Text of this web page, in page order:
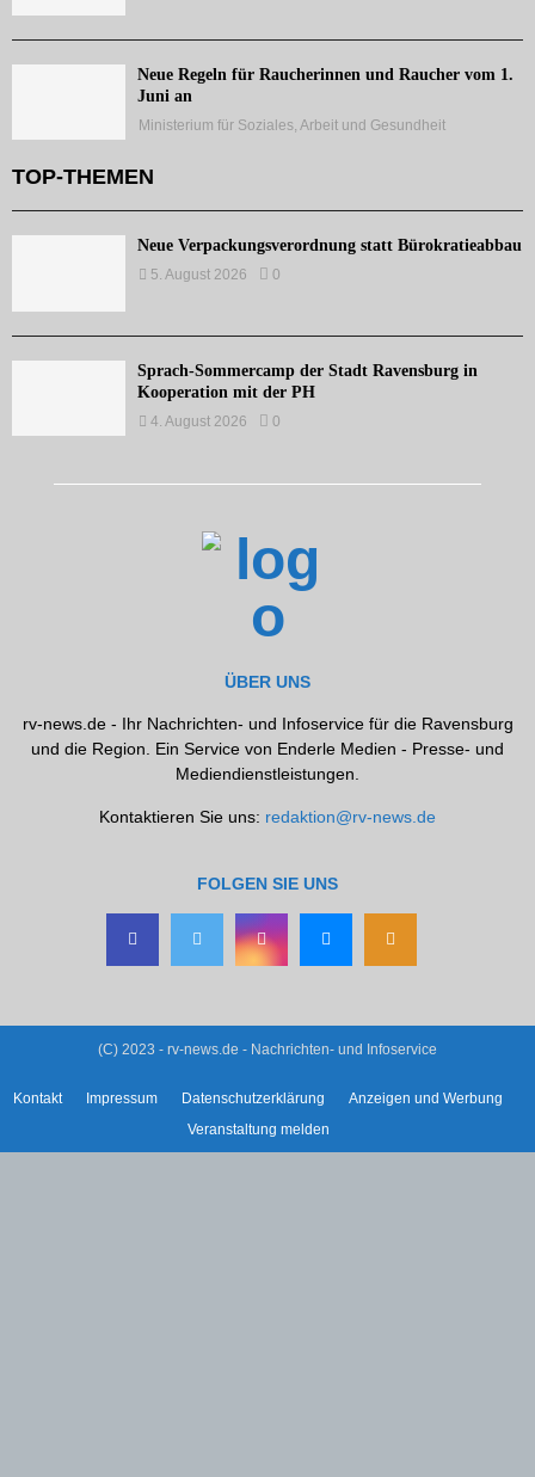
Neue Regeln für Raucherinnen und Raucher vom 1.
Juni an
Ministerium für Soziales, Arbeit und Gesundheit
TOP-THEMEN
Neue Verpackungsverordnung statt Bürokratieabbau
5. August 2026 0
Sprach-Sommercamp der Stadt Ravensburg in
Kooperation mit der PH
4. August 2026 0
ÜBER UNS
rv-news.de - Ihr Nachrichten- und Infoservice für die Ravensburg
und die Region. Ein Service von Enderle Medien - Presse- und
Mediendienstleistungen.
Kontaktieren Sie uns: redaktion@rv-news.de
FOLGEN SIE UNS
(C) 2023 - rv-news.de - Nachrichten- und Infoservice
Kontakt Impressum Datenschutzerklärung
Anzeigen und Werbung
Veranstaltung melden